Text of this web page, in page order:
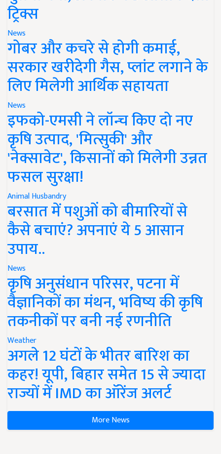
ट्रिक्स
News
गोबर और कचरे से होगी कमाई,
सरकार खरीदेगी गैस, प्लांट लगाने के
लिए मिलेगी आर्थिक सहायता
News
इफको-एमसी ने लॉन्च किए दो नए
कृषि उत्पाद, 'मित्सुकी' और
'नेक्सावेट', किसानों को मिलेगी उन्नत
फसल सुरक्षा!
Animal Husbandry
बरसात में पशुओं को बीमारियों से
कैसे बचाएं? अपनाएं ये 5 आसान
उपाय..
News
कृषि अनुसंधान परिसर, पटना में
वैज्ञानिकों का मंथन, भविष्य की कृषि
तकनीकों पर बनी नई रणनीति
Weather
अगले 12 घंटों के भीतर बारिश का
कहर! यूपी, बिहार समेत 15 से ज्यादा
राज्यों में IMD का ऑरेंज अलर्ट
More News